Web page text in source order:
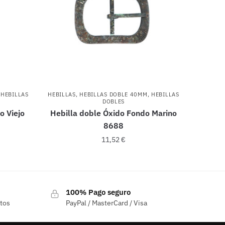
HEBILLAS
Viejo
HEBILLAS, HEBILLAS DOBLE 40MM , HEBILLAS
DOBLES
Hebilla doble Óxido Fondo Marino
8688
11,52€
100% Pago seguro
PayPal / MasterCard / Visa